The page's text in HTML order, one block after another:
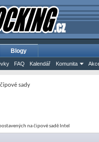
FAQ Kalendář Komunita
Blogy
sady
na čipové sadě Intel